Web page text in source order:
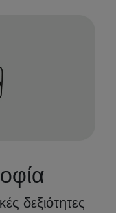
δεξιότητες